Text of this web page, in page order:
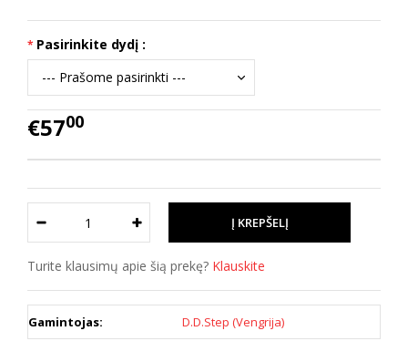
Pasirinkite dydį :
€5700
Turite klausimų apie šią prekę? Klauskite
Gamintojas: D.D.Step (Vengrija)